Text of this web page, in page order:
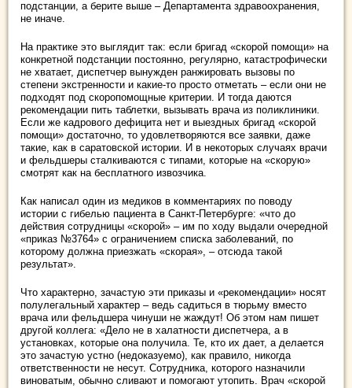
подстанции, а берите выше – Департамента здравоохранения,
не иначе.
На практике это выглядит так: если бригад «скорой помощи» на
конкретной подстанции постоянно, регулярно, катастрофически
не хватает, диспетчер вынужден ранжировать вызовы по
степени экстренности и какие-то просто отметать – если они не
подходят под скоропомощные критерии. И тогда даются
рекомендации пить таблетки, вызывать врача из поликлиники.
Если же кадрового дефицита нет и выездных бригад «скорой
помощи» достаточно, то удовлетворяются все заявки, даже
такие, как в саратовской истории. И в некоторых случаях врачи
и фельдшеры сталкиваются с типами, которые на «скорую»
смотрят как на бесплатного извозчика.
Как написал один из медиков в комментариях по поводу
истории с гибелью пациента в Санкт-Петербурге: «что до
действия сотрудницы «скорой» – им по ходу выдали очередной
«приказ №3764» с ограничением списка заболеваний, по
которому должна приезжать «скорая», – отсюда такой
результат».
Что характерно, зачастую эти приказы и «рекомендации» носят
полулегальный характер – ведь садиться в тюрьму вместо
врача или фельдшера чинуши не жаждут! Об этом нам пишет
другой коллега: «Дело не в халатности диспетчера, а в
установках, которые она получила. Те, кто их дает, а делается
это зачастую устно (недоказуемо), как правило, никогда
ответственности не несут. Сотрудника, которого назначили
виноватым, обычно сливают и помогают утопить. Врач «скорой